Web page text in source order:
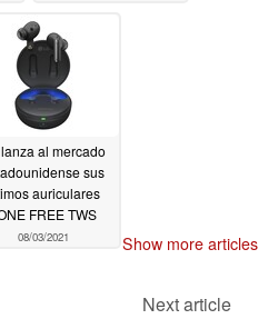
al mercado
sus
auriculares
FREE TWS
08/03/2021 Show more articles
Next article